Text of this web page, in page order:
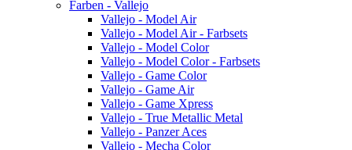
Farben - Vallejo
Vallejo - Model Air
Vallejo - Model Air - Farbsets
Vallejo - Model Color
Vallejo - Model Color - Farbsets
Vallejo - Game Color
Vallejo - Game Air
Vallejo - Game Xpress
Vallejo - True Metallic Metal
Vallejo - Panzer Aces
Vallejo - Mecha Color